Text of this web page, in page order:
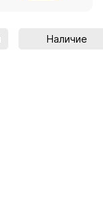
Наличие